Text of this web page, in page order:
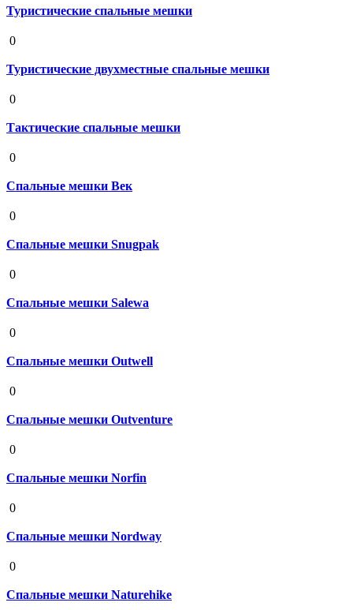
Туристические спальные мешки
0
Туристические двухместные спальные мешки
0
Тактические спальные мешки
0
Спальные мешки Век
0
Спальные мешки Snugpak
0
Спальные мешки Salewa
0
Спальные мешки Outwell
0
Спальные мешки Outventure
0
Спальные мешки Norfin
0
Спальные мешки Nordway
0
Спальные мешки Naturehike